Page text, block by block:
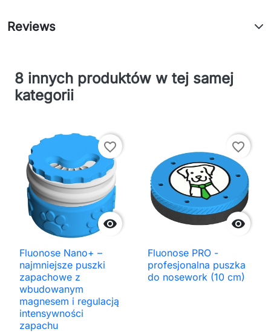
Reviews
8 innych produktów w tej samej
kategorii

favorite_border
Fluonose Nano+ –
najmniejsze puszki
zapachowe z
wbudowanym
magnesem i regulacją
intensywności
zapachu

favorite_border
Fluonose PRO -
profesjonalna puszka
do nosework (10 cm)